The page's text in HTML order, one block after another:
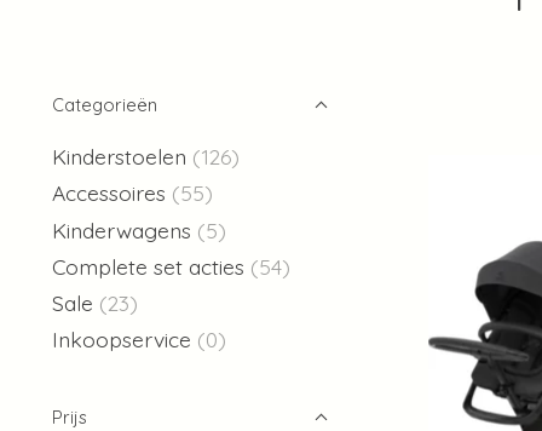
Categorieën
Kinderstoelen (126)
Accessoires (55)
Kinderwagens (5)
Complete set acties (54)
Sale (23)
Inkoopservice (0)
Prijs